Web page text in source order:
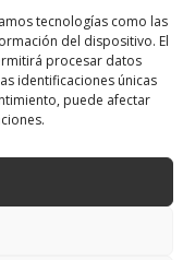
tecnologías como las
del dispositivo. El
procesar datos
identificaciones únicas
puede afectar